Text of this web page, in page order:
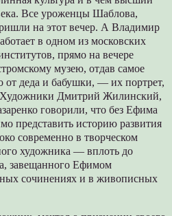
Все уроженцы Шаблова,
на этот вечер. А Владимир
в одном из московских
прямо на вечере
музею, отдав самое
от деда и бабушки, — их портрет,
Дмитрий Жилинский,
говорили, что без Ефима
представить историю развития
современно в творческом
художника — вплоть до
завещанного Ефимом
сочинениях и в живописных